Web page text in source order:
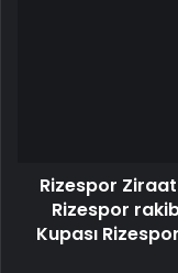
Rizespor
Rizespor
Kupası